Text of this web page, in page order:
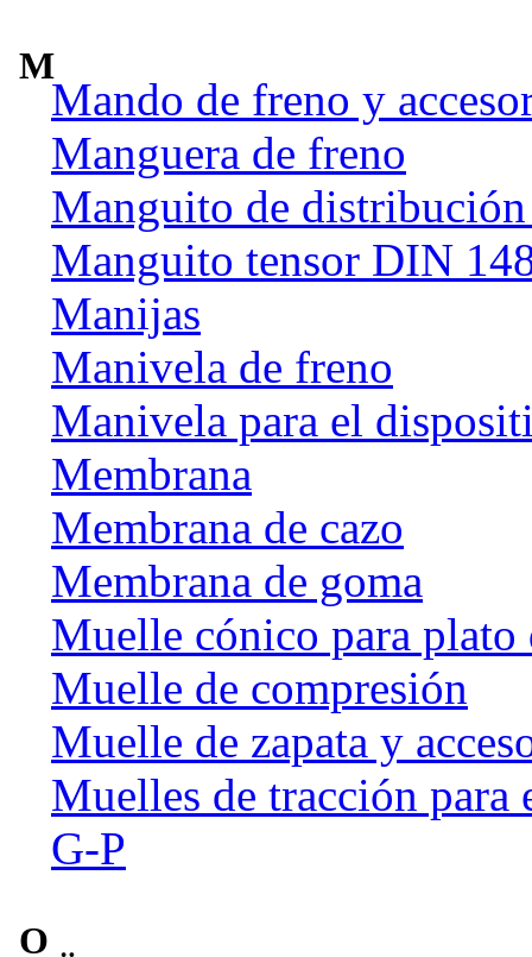
M
Mando de freno y
Manguera de freno
Manguito de
Manguito tensor DIN
Manijas
Manivela de freno
Manivela para el
Membrana
Membrana de cazo
Membrana de goma
Muelle cónico para plato
Muelle de compresión
Muelle de zapata y
Muelles de tracción
G-P
O